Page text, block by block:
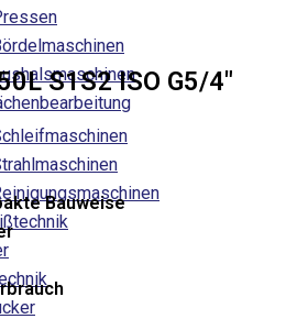
S1S2 ISO G5/4″
Bauweise